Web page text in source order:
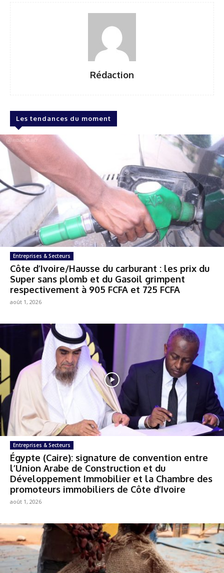
Rédaction
Les tendances du moment
Entreprises & Secteurs
Côte d’Ivoire/Hausse du carburant : les prix du
Super sans plomb et du Gasoil grimpent
respectivement à 905 FCFA et 725 FCFA
août 1, 2026
Entreprises & Secteurs
Égypte (Caire): signature de convention entre
l’Union Arabe de Construction et du
Développement Immobilier et la Chambre des
promoteurs immobiliers de Côte d’Ivoire
août 1, 2026